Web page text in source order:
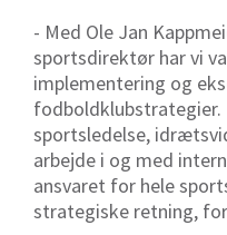
- Med Ole Jan
sportsdirektør har vi
implementering og
fodboldklubstrategier.
sportsledelse,
arbejde i og med
ansvaret for hele
strategiske retning,